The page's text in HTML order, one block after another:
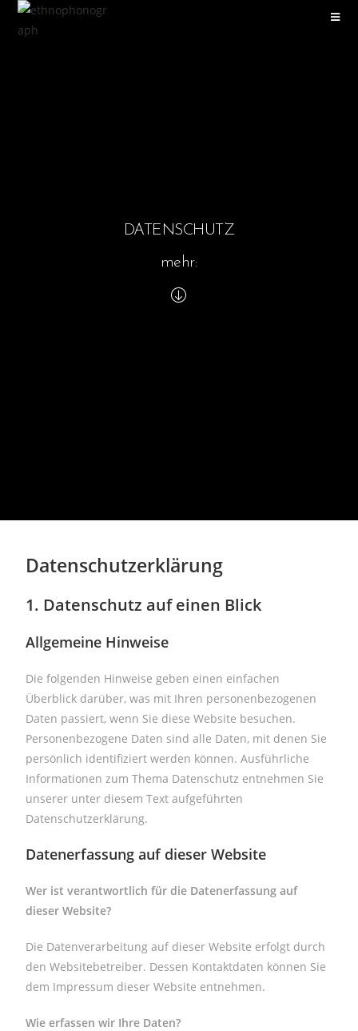
DATENSCHUTZ
mehr:
Datenschutzerklärung
1. Datenschutz auf einen Blick
Allgemeine Hinweise
Die folgenden Hinweise geben einen einfachen
Überblick darüber, was mit Ihren personenbezogenen
Daten passiert, wenn Sie diese Website besuchen.
Personenbezogene Daten sind alle Daten, mit denen Sie
persönlich identifiziert werden können. Ausführliche
Informationen zum Thema Datenschutz entnehmen Sie
unserer unter diesem Text aufgeführten
Datenschutzerklärung.
Datenerfassung auf dieser Website
Wer ist verantwortlich für die Datenerfassung auf
dieser Website?
Die Datenverarbeitung auf dieser Website erfolgt durch
den Websitebetreiber. Dessen Kontaktdaten können Sie
dem Impressum dieser Website entnehmen.
Wie erfassen wir Ihre Daten?